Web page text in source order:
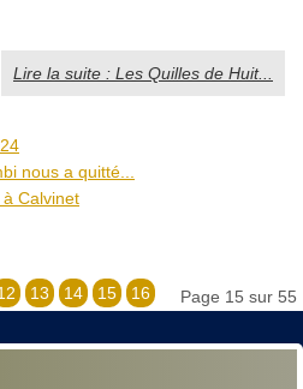
Lire la suite : Les Quilles de Huit...
nous a quitté...
Calvinet
Page 15 sur 55
13 14 15
16